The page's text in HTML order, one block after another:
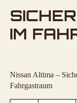
IM
Nissan Altima –
Fahrgastraum